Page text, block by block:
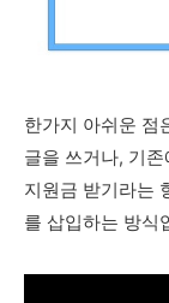
한가지 아쉬운 점
글을 쓰거나, 기
지원금 받기라는
를 삽입하는 방식